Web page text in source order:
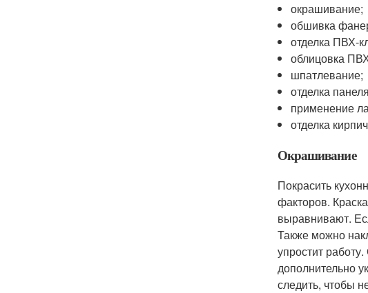
окрашивание;
обшивка
отделка ПВХ-
облицовка
шпатлевание;
отделка
применение
отделка
Окрашивание
Покрасить
факторов.
выравнивают.
Также можно
упростит
дополнительно
следить, чтобы